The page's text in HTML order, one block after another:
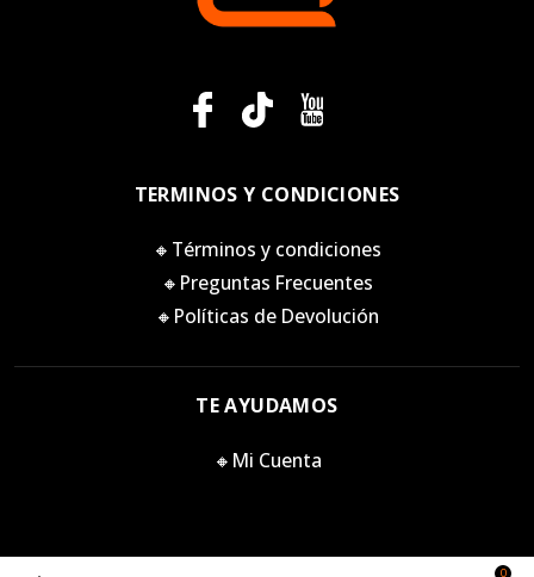
0
TERMINOS Y CONDICIONES
🔸Términos y condiciones
🔸Preguntas Frecuentes
🔸Políticas de Devolución
TE AYUDAMOS
🔸Mi Cuenta